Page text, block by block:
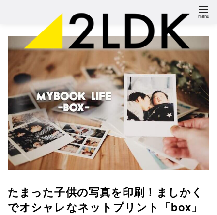
たまった子供の写真を印刷！ましかく
でオシャレなネットプリント「box」